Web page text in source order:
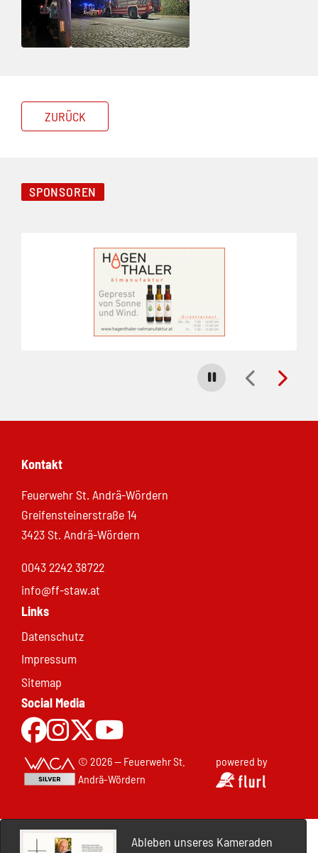
ZURÜCK
SPONSOREN
Carousel stoppen
Kontakt
Feuerwehr St. Andrä-Wördern
Greifensteinerstraße 14
3423 St. Andrä-Wördern
0043 2242 38722
info@ff-staw.at
Links
Datenschutz
Impressum
Sitemap
Social Media
Zur Facebookseite
Zu Instgram
Zu X.com
© 2026 — Feuerwehr St.
Andrä-Wördern
powered by
Ableben unseres Kameraden